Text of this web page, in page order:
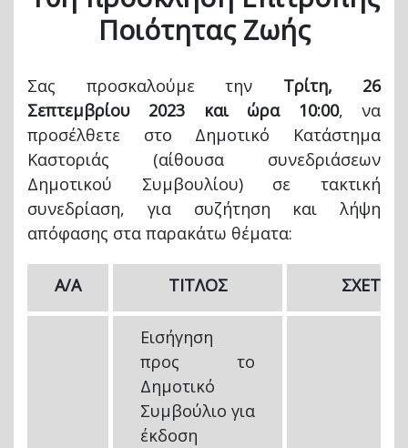
Ποιότητας Ζωής
Σας προσκαλούμε την Τρίτη, 26
Σεπτεμβρίου 2023 και ώρα 10:00, να
προσέλθετε στο Δημοτικό Κατάστημα
Καστοριάς (αίθουσα συνεδριάσεων
Δημοτικού Συμβουλίου) σε τακτική
συνεδρίαση, για συζήτηση και λήψη
απόφασης στα παρακάτω θέματα:
A/A ΤΙΤΛΟΣ ΣΧΕΤΙΚΟ
Εισήγηση
προς το
Δημοτικό
Συμβούλιο για
έκδοση